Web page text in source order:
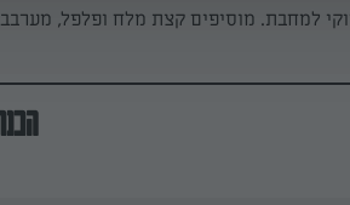
למחבת. מוסיפים קצת מלח ופלפל,